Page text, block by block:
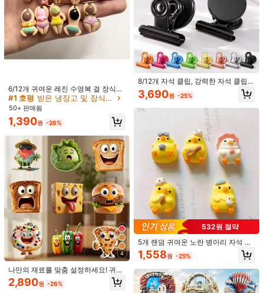
6개/12개 귀여운 레진 수영하는 사람
들 냉장고 자석, 홈 데코 자석
#2 TOP 3위 에서 다색 냉장고 및 장식용 자석
100+ 판매됨
2,291 -32%
797원 절약
12개/6개/3개 물병 냉장고 자석, 재미
있는 홈 액세서리, 재미있는 냉장고 자
석, 메모 홀더, 선물 쇼퍼, 장식용 자석,
사진 디스플레이 자석, 크리스마스 선
물, 발렌타인데이 선물, 어머니날 선
물, 할로윈 선물
높은 재방문 고객
1,593원 -33%
8개 귀여운 냉장고 자석, 재미있는 사
실적인 초밥 냉장고 자석, 화이트보드,
지도 및 홈 데코 자석 물체에 적합, 심
지어 시뮬레이션 음식 게임에도
12,232원 -40%
530원 절약
1/6/8/9/12개 미니 귀여운 수영 피규어
냉장고 자석, 사실적인 레진 비치 냉장
고 자석, 창의적인 초소형 장식 자석,
고정 메시지 자석, 주방, 사무실 수납
장, 냉장고 장식, 화이트보드, 주방, 사
무실 사진 메모, 여름 홈 파티 장식에
적합
#4 TOP 3위 에서 ABS 냉장고 및 장식용 자석
70+ 판매됨
1,460원 -27%
6/12개 귀여운 레진 수영복 걸 장식용
행잉 참, 접착제 없음, 사랑스러운 여
름 해변 스타일 액세서리, 냉장고, 캐
비닛, 옷장, 침실, 욕실, 거실 벽 장식에
적합, 홈 데코레이션 및 수제 DIY 공예
에 완벽 (자석 없음, 자석 미포함)
#1 호평 받은 냉장고 및 장식용 자석
50+ 판매됨
1,390원 -26%
4
나만의 재료를 맞춤 설정하세요! 귀여
운 말하는 음식 자석 세트, 주방에 인
터랙티브한 재미를 더합니다. 냉장고
2,890원 -26%
8/12개 자석 클립, 강력한 자석 클립,
화이트보드, 수납장, 주방, 사무실에
적합, 최고의 생일 졸업 선물
3,690원 -25%
532원 절약
5개 랜덤 귀여운 노란 병아리 자석 냉
장고 스티커, 매우 사랑스러운 기타 병
아리, 일본 스타일, 냉장고 장식, 자석
식, 주방 장식, 주방 용품, 냉장고 장식,
휴일을위한 최고의 선물
1,558원 -25%